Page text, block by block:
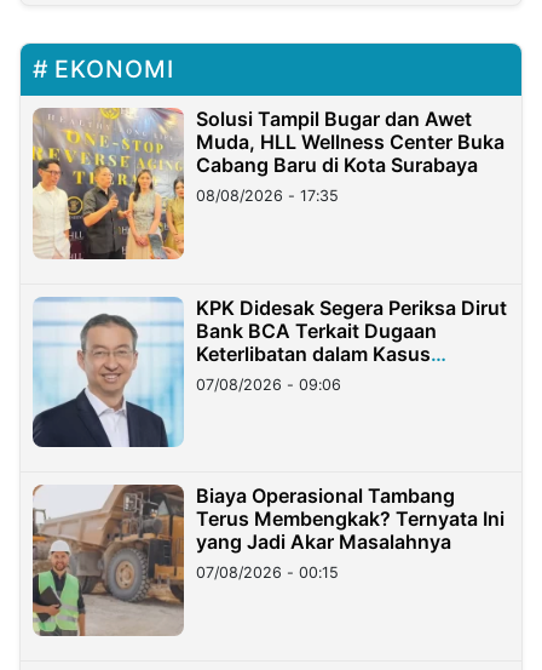
EKONOMI
Solusi Tampil Bugar dan Awet
Muda, HLL Wellness Center Buka
Cabang Baru di Kota Surabaya
08/08/2026 - 17:35
KPK Didesak Segera Periksa Dirut
Bank BCA Terkait Dugaan
Keterlibatan dalam Kasus
Hilangnya Dana Nasabah Rp2,58
Miliar
07/08/2026 - 09:06
Biaya Operasional Tambang
Terus Membengkak? Ternyata Ini
yang Jadi Akar Masalahnya
07/08/2026 - 00:15